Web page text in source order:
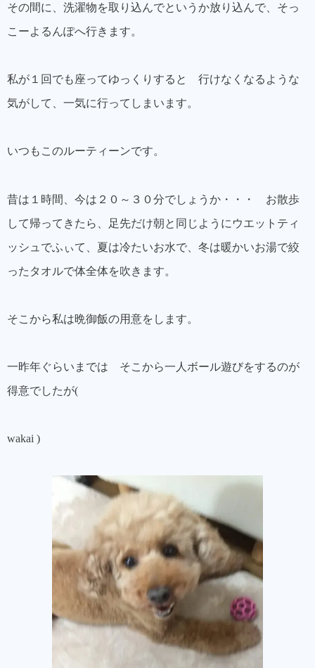
その間に、洗濯物を取り込んでというか放り込んで、そっ
こーよるんぽへ行きます。
私が１回でも座ってゆっくりすると 行けなくなるような
気がして、一気に行ってしまいます。
いつもこのルーティーンです。
昔は１時間、今は２０～３０分でしょうか・・・ お散歩
して帰ってきたら、足先だけ朝と同じようにウエットティ
ッシュでふぃて、夏は冷たいお水で、冬は暖かいお湯で絞
ったタオルで体全体を吹きます。
そこから私は晩御飯の用意をします。
一昨年ぐらいまでは そこから一人ボール遊びをするのが
得意でしたが(
wakai )